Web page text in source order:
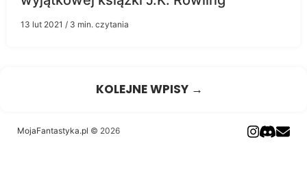
13 lut 2021 / 3 min. czytania
KOLEJNE WPISY →
MojaFantastyka.pl © 2026